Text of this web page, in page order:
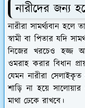
নারীদের জন্য
নারীরা সামর্থ্যবান
স্বামী বা পিতার যদি
নিজের খরচেও হজ্জ
ওমরাহ করার বিধান
যেমন নারীরা
শাড়ি না হয়ে
মাথা ঢেকে রাখবে।